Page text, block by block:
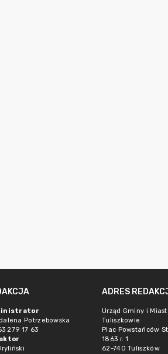
Potrzebowska
279 17 63
ADRES
Urząd Gminy i
Tuliszkowie
Plac Powstańców
1863 r. 1
62-740 Tuliszków